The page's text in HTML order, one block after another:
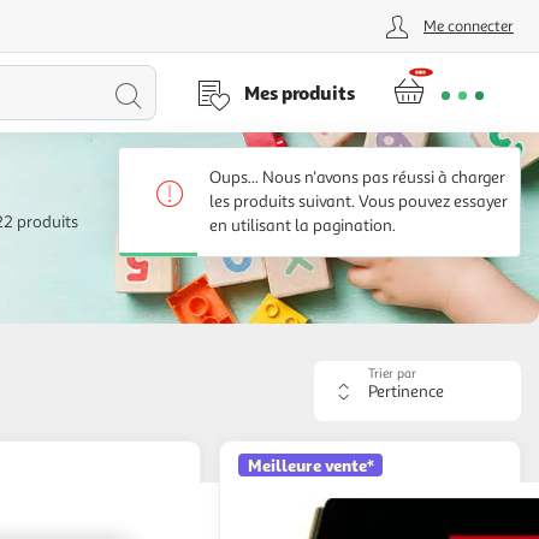
Me connecter
Lancer
la
recherche
Mes produits
produits
Appliquer
Votre
Trier par
Meilleure vente*
Oups... Nous n'avons pas réussi à charger
les produits suivant. Vous pouvez essayer
en utilisant la pagination.